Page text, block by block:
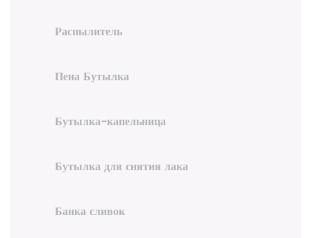
Распылитель
Пена Бутылка
Бутылка-капельница
Бутылка для снятия лака
Банка сливок